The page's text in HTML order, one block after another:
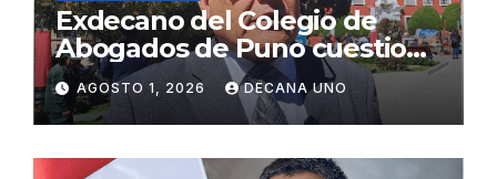
Exdecano del Colegio de
Abogados de Puno cuestiona
propuestas sobre seguridad
ciudadana
AGOSTO 1, 2026 DECANA UNO